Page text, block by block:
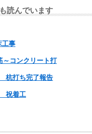
読んでいます
工事
～コンクリート打
杭打ち完了報告
祝着工